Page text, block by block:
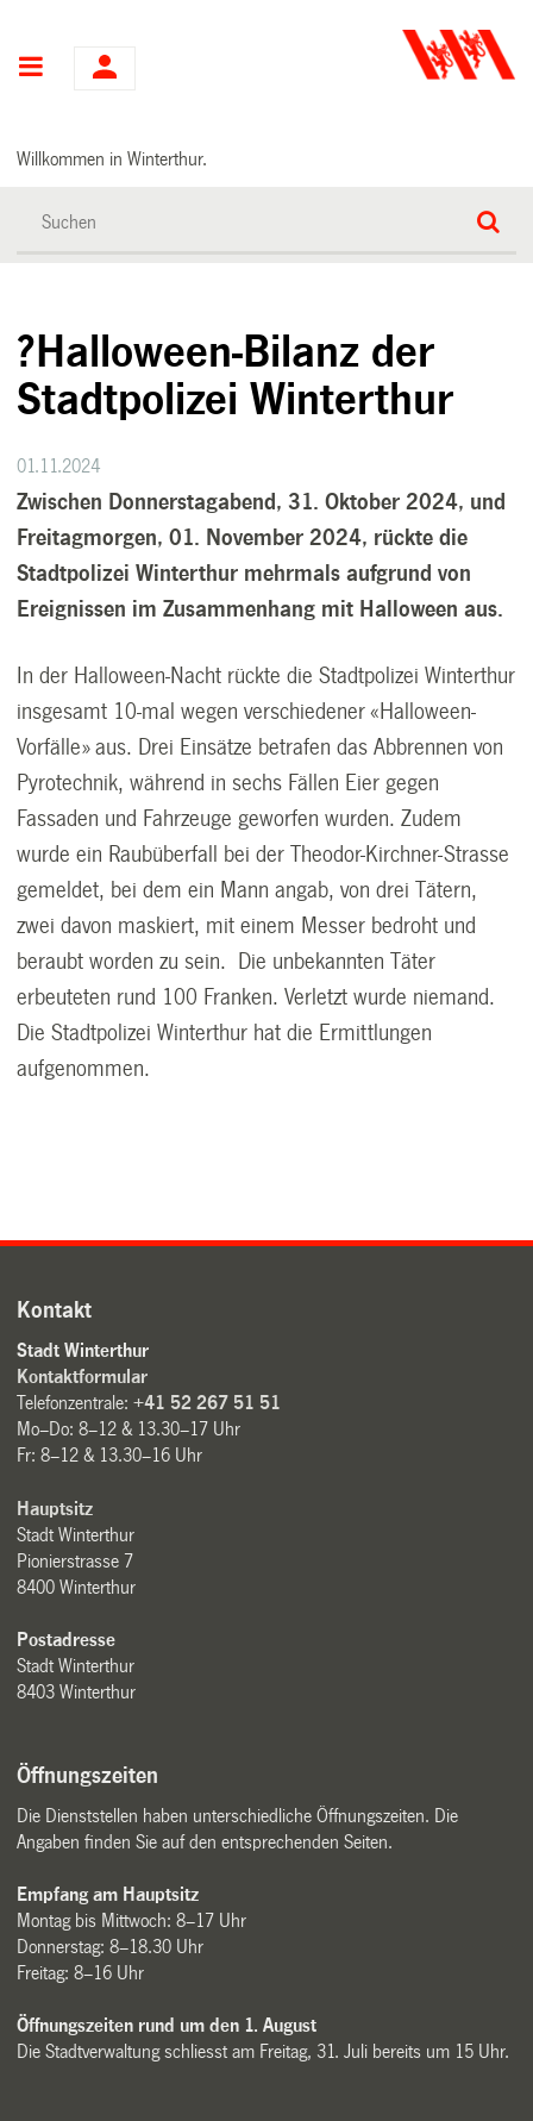
Hauptnavigation
Willkommen in Winterthur.
?Halloween-Bilanz der
Stadtpolizei Winterthur
01.11.2024
Zwischen Donnerstagabend, 31. Oktober 2024, und
Freitagmorgen, 01. November 2024, rückte die
Stadtpolizei Winterthur mehrmals aufgrund von
Ereignissen im Zusammenhang mit Halloween aus.
In der Halloween-Nacht rückte die Stadtpolizei Winterthur
insgesamt 10-mal wegen verschiedener «Halloween-
Vorfälle» aus. Drei Einsätze betrafen das Abbrennen von
Pyrotechnik, während in sechs Fällen Eier gegen
Fassaden und Fahrzeuge geworfen wurden. Zudem
wurde ein Raubüberfall bei der Theodor-Kirchner-Strasse
gemeldet, bei dem ein Mann angab, von drei Tätern,
zwei davon maskiert, mit einem Messer bedroht und
beraubt worden zu sein. Die unbekannten Täter
erbeuteten rund 100 Franken. Verletzt wurde niemand.
Die Stadtpolizei Winterthur hat die Ermittlungen
aufgenommen.
Kontakt
Stadt Winterthur
Kontaktformular
Telefonzentrale:+41 52 267 51 51
Mo–Do: 8–12 & 13.30–17 Uhr
Fr: 8–12 & 13.30–16 Uhr
Hauptsitz
Stadt Winterthur
Pionierstrasse 7
8400 Winterthur
Postadresse
Stadt Winterthur
8403 Winterthur
Öffnungszeiten
Die Dienststellen haben unterschiedliche Öffnungszeiten. Die
Angaben finden Sie auf den entsprechenden Seiten.
Empfang am Hauptsitz
Montag bis Mittwoch: 8–17 Uhr
Donnerstag: 8–18.30 Uhr
Freitag: 8–16 Uhr
Öffnungszeiten rund um den 1. August
Die Stadtverwaltung schliesst am Freitag, 31. Juli bereits um 15 Uhr.